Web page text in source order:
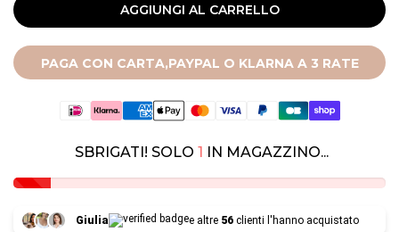
AGGIUNGI AL CARRELLO
PAGA CON CARTA,PAYPAL O KLARNA A 3 RATE
SBRIGATI! SOLO 1 IN MAGAZZINO...
Giulia e altre 56 clienti l'hanno acquistato